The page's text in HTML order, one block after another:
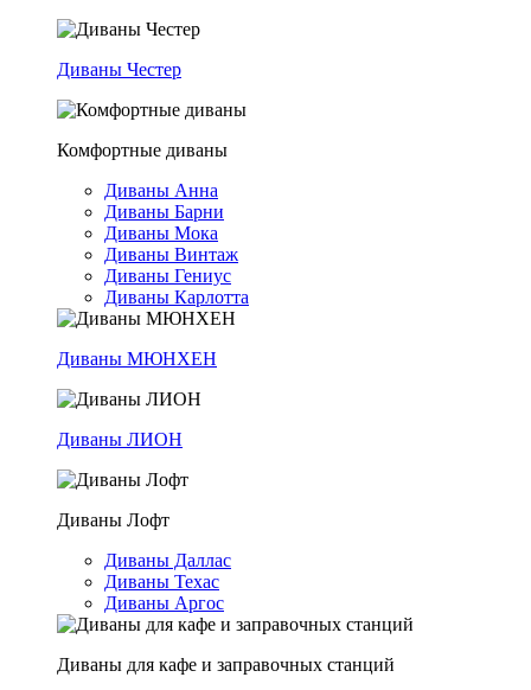
Диваны Честер
Комфортные диваны
Диваны Анна
Диваны Барни
Диваны Мока
Диваны Винтаж
Диваны Гениус
Диваны Карлотта
Диваны МЮНХЕН
Диваны ЛИОН
Диваны Лофт
Диваны Даллас
Диваны Техас
Диваны Аргос
Диваны для кафе и заправочных станций